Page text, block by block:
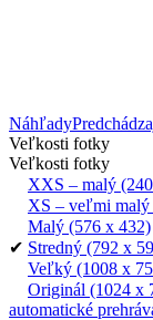
Náhľady
Veľkosti fotky
Veľkosti fotky
XXS – malý
XS – veľmi malý
Malý (576 x 432)
✔ Stredný (792 x
Veľký (1008 x
Originál (1024 x
automatické